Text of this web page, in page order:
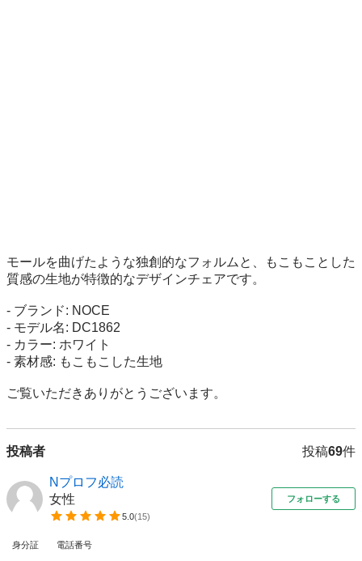
モールを曲げたような独創的なフォルムと、もこもことした
質感の生地が特徴的なデザインチェアです。
- ブランド: NOCE
- モデル名: DC1862
- カラー: ホワイト
- 素材感: もこもこした生地
ご覧いただきありがとうございます。
投稿者 投稿69件
Nプロフ必読
女性
5.0(15)
フォローする
身分証 電話番号